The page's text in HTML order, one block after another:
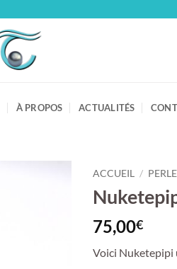
À PROPOS ACTUALITÉS
ACCUEIL /
75,00€
Voici Nuketepipi